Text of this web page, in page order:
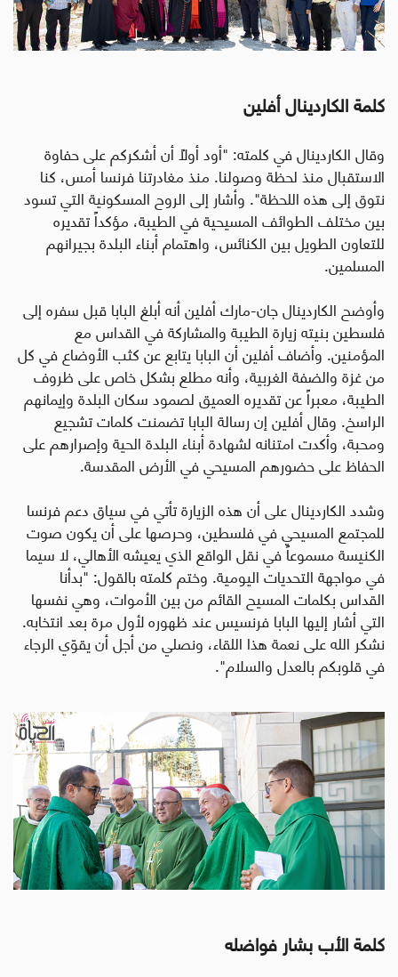
كلمة الكاردينال أفلين
وقال الكاردينال في كلمته: "أود أولاً أن أشكركم على حفاوة
الاستقبال منذ لحظة وصولنا. منذ مغادرتنا فرنسا أمس، كنا
نتوق إلى هذه اللحظة". وأشار إلى الروح المسكونية التي تسود
بين مختلف الطوائف المسيحية في الطيبة، مؤكداً تقديره
للتعاون الطويل بين الكنائس، واهتمام أبناء البلدة بجيرانهم
المسلمين.
وأوضح الكاردينال جان-مارك أفلين أنه أبلغ البابا قبل سفره إلى
فلسطين بنيته زيارة الطيبة والمشاركة في القداس مع
المؤمنين. وأضاف أفلين أن البابا يتابع عن كثب الأوضاع في كل
من غزة والضفة الغربية، وأنه مطلع بشكل خاص على ظروف
الطيبة، معبراً عن تقديره العميق لصمود سكان البلدة وإيمانهم
الراسخ. وقال أفلين إن رسالة البابا تضمنت كلمات تشجيع
ومحبة، وأكدت امتنانه لشهادة أبناء البلدة الحية وإصرارهم على
الحفاظ على حضورهم المسيحي في الأرض المقدسة.
وشدد الكاردينال على أن هذه الزيارة تأتي في سياق دعم فرنسا
للمجتمع المسيحي في فلسطين، وحرصها على أن يكون صوت
الكنيسة مسموعاً في نقل الواقع الذي يعيشه الأهالي، لا سيما
في مواجهة التحديات اليومية. وختم كلمته بالقول: "بدأنا
القداس بكلمات المسيح القائم من بين الأموات، وهي نفسها
التي أشار إليها البابا فرنسيس عند ظهوره لأول مرة بعد انتخابه.
نشكر الله على نعمة هذا اللقاء، ونصلي من أجل أن يقوّي الرجاء
في قلوبكم بالعدل والسلام".
كلمة الأب بشار فواضله